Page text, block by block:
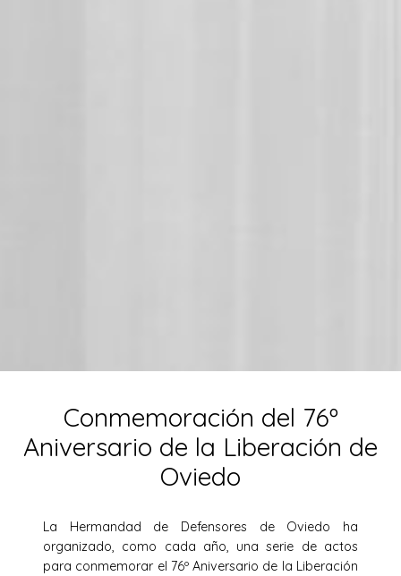
Conmemoración del 76º
Aniversario de la Liberación de
Oviedo
La Hermandad de Defensores de Oviedo ha
organizado, como cada año, una serie de actos
para conmemorar el 76º Aniversario de la Liberación